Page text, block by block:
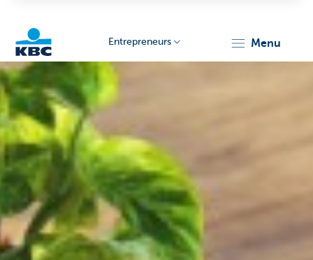
KBC
Entrepreneurs
Entrepreneurs menu